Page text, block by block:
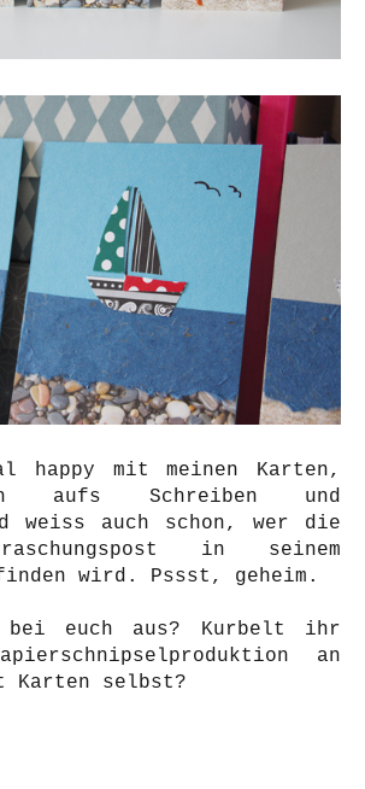
mit meinen Karten,
aufs Schreiben und
weiss auch schon, wer die
in seinem
wird. Pssst, geheim .
bei euch aus? Kurbelt ihr
an
Karten selbst?